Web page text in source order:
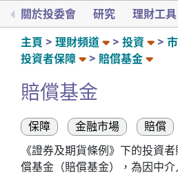
關於投委會 研究 理財工具
主頁 理財頻道 投資
投資者保障
賠償基金
賠償基金
保障 金融市場
賠償
《證券及期貨條例》下的投資
償基金（賠償基金），為因中